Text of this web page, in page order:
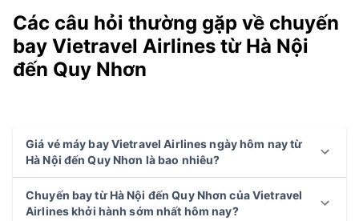
Các câu hỏi thường gặp về chuyến
bay Vietravel Airlines từ Hà Nội
đến Quy Nhơn
Giá vé máy bay Vietravel Airlines ngày hôm nay từ
Hà Nội đến Quy Nhơn là bao nhiêu?
Chuyến bay từ Hà Nội đến Quy Nhơn của Vietravel
Airlines khởi hành sớm nhất hôm nay?